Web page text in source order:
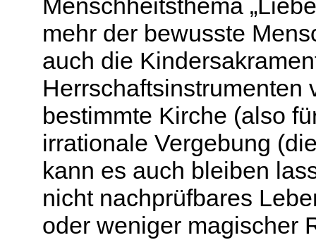
Menschheitsthema
mehr der bewusste
auch die
Herrschaftsinstrumenten
bestimmte Kirche (also
irrationale Vergebung
kann es auch bleiben
nicht nachprüfbares
oder weniger magischer